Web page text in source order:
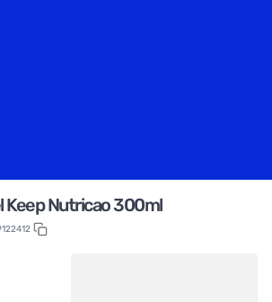
Keep Nutricao 300ml